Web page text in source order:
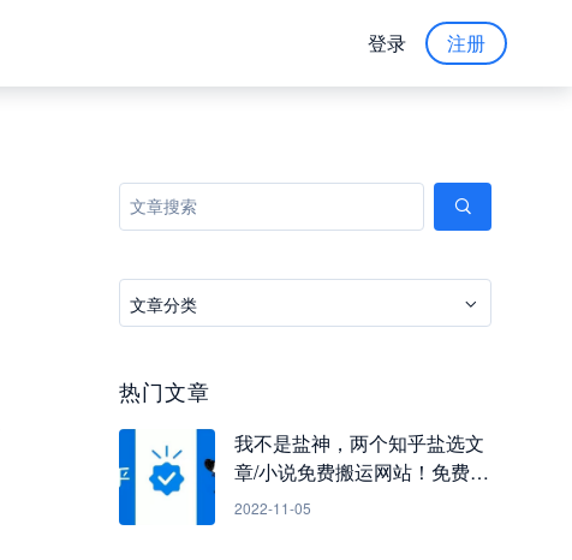
注册
登录
文章分类
热门文章
我不是盐神，两个知乎盐选文
章/小说免费搬运网站！免费看
知乎小说
2022-11-05